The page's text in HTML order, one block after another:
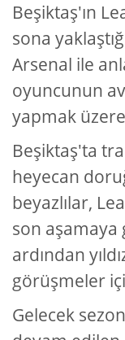
Beşiktaş'ın
sona
Arsenal ile
oyuncunun
yapmak
Beşiktaş'ta
heyecan
beyazlılar,
son aşamaya
ardından
görüşmeler
Gelecek